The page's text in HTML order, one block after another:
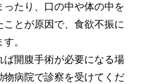
たり、口の中や体の中を
とが原因で、食欲不振に
。
開腹手術が必要になる場
病院で診察を受けてくだ